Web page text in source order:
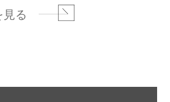
見る